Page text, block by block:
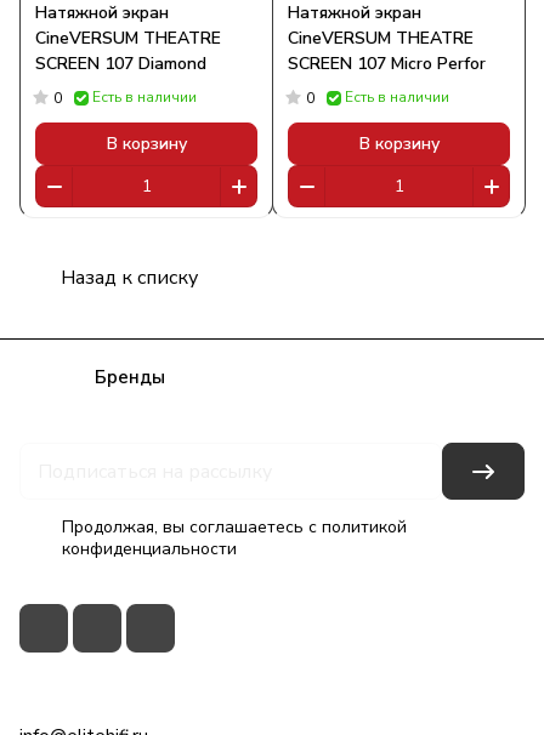
Натяжной экран
CineVERSUM THEATRE
SCREEN 107 Diamond
0 Есть в наличии
В корзину
Натяжной экран
CineVERSUM THEATRE
SCREEN 107 Micro Perfor
0 Есть в наличии
В корзину
Назад к списку
Бренды
Продолжая, вы соглашаетесь с политикой
конфиденциальности